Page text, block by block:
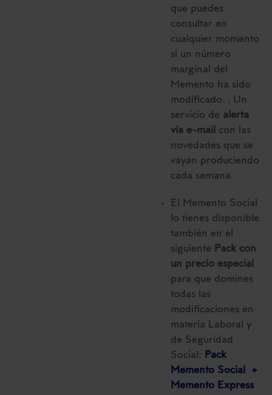
que puedes
consultar en
cualquier momento
si un número
marginal del
Memento ha sido
modificado. . Un
servicio de alerta
vía e-mail con las
novedades que se
vayan produciendo
cada semana.
El Memento Social
lo tienes disponible
también en el
siguiente Pack con
un precio especial
para que domines
todas las
modificaciones en
materia Laboral y
de Seguridad
Social: Pack
Memento Social +
Memento Express